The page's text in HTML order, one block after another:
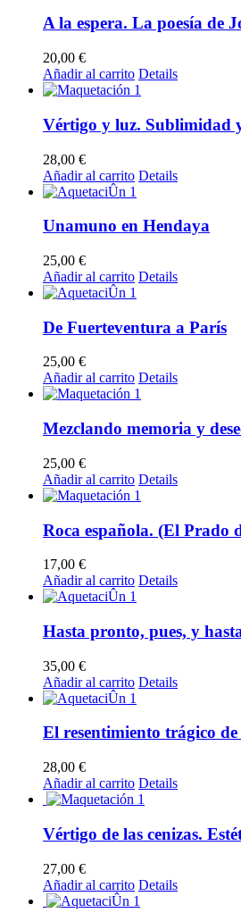
A la espera. La poesía de
20,00 €
Añadir al carrito Details
Vértigo y luz. Sublimidad
28,00 €
Añadir al carrito Details
Unamuno en Hendaya
25,00 €
Añadir al carrito Details
De Fuerteventura a París
25,00 €
Añadir al carrito Details
Mezclando memoria y
25,00 €
Añadir al carrito Details
Roca española. (El Prado
17,00 €
Añadir al carrito Details
Hasta pronto, pues, y
35,00 €
Añadir al carrito Details
El resentimiento trágico
28,00 €
Añadir al carrito Details
Vértigo de las cenizas.
27,00 €
Añadir al carrito Details